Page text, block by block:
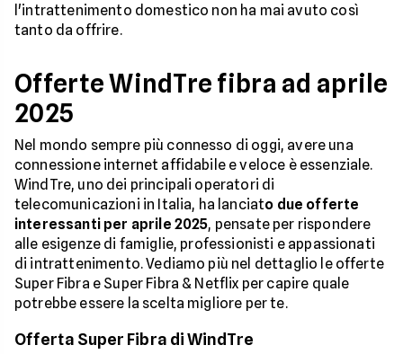
l'intrattenimento domestico non ha mai avuto così
tanto da offrire.
Offerte WindTre fibra ad aprile
2025
Nel mondo sempre più connesso di oggi, avere una
connessione internet affidabile e veloce è essenziale.
WindTre, uno dei principali operatori di
telecomunicazioni in Italia, ha lanciato due offerte
interessanti per aprile 2025, pensate per rispondere
alle esigenze di famiglie, professionisti e appassionati
di intrattenimento. Vediamo più nel dettaglio le offerte
Super Fibra e Super Fibra & Netflix per capire quale
potrebbe essere la scelta migliore per te.
Offerta Super Fibra di WindTre